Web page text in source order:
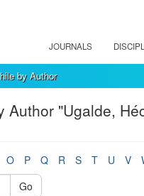
JOURNALS
by Author
"Ugalde,
O P Q R S T U V
Go